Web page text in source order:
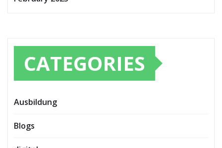
CATEGORIES
Ausbildung
Blogs